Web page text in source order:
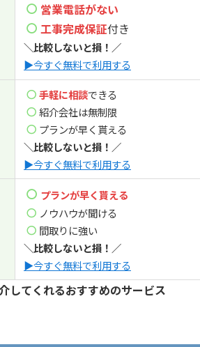
営業電話がない
工事完成保証付き
＼比較しないと損！／
▶今すぐ無料で利用する
手軽に相談できる
紹介会社は無制限
プランが早く貰える
＼比較しないと損！／
▶今すぐ無料で利用する
プランが早く貰える
ノウハウが聞ける
間取りに強い
＼比較しないと損！／
▶今すぐ無料で利用する
してくれるおすすめのサービス